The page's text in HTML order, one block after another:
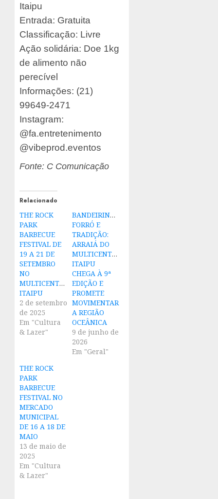
Itaipu
Entrada: Gratuita
Classificação: Livre
Ação solidária: Doe 1kg
de alimento não
perecível
Informações: (21)
99649-2471
Instagram:
@fa.entretenimento
@vibeprod.eventos
Fonte: C Comunicação
Relacionado
THE ROCK
PARK
BARBECUE
FESTIVAL DE
19 A 21 DE
SETEMBRO
NO
MULTICENTER
ITAIPU
2 de setembro
de 2025
Em "Cultura
& Lazer"
BANDEIRINHAS,
FORRÓ E
TRADIÇÃO:
ARRAIÁ DO
MULTICENTER
ITAIPU
CHEGA À 9ª
EDIÇÃO E
PROMETE
MOVIMENTAR
A REGIÃO
OCEÂNICA
9 de junho de
2026
Em "Geral"
THE ROCK
PARK
BARBECUE
FESTIVAL NO
MERCADO
MUNICIPAL
DE 16 A 18 DE
MAIO
13 de maio de
2025
Em "Cultura
& Lazer"